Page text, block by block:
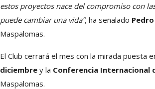
estos proyectos nace del compromiso con
puede cambiar una vida”, ha señalado
Maspalomas.
El Club cerrará el mes con la mirada puesta
diciembrey la Conferencia Internacional
Maspalomas.